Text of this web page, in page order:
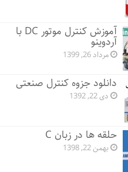
آموزش کنترل موتور DC با
آردوینو
مرداد 26, 1399
دانلود جزوه کنترل صنعتی
دی 22, 1392
حلقه ها در زبان C
بهمن 22, 1398